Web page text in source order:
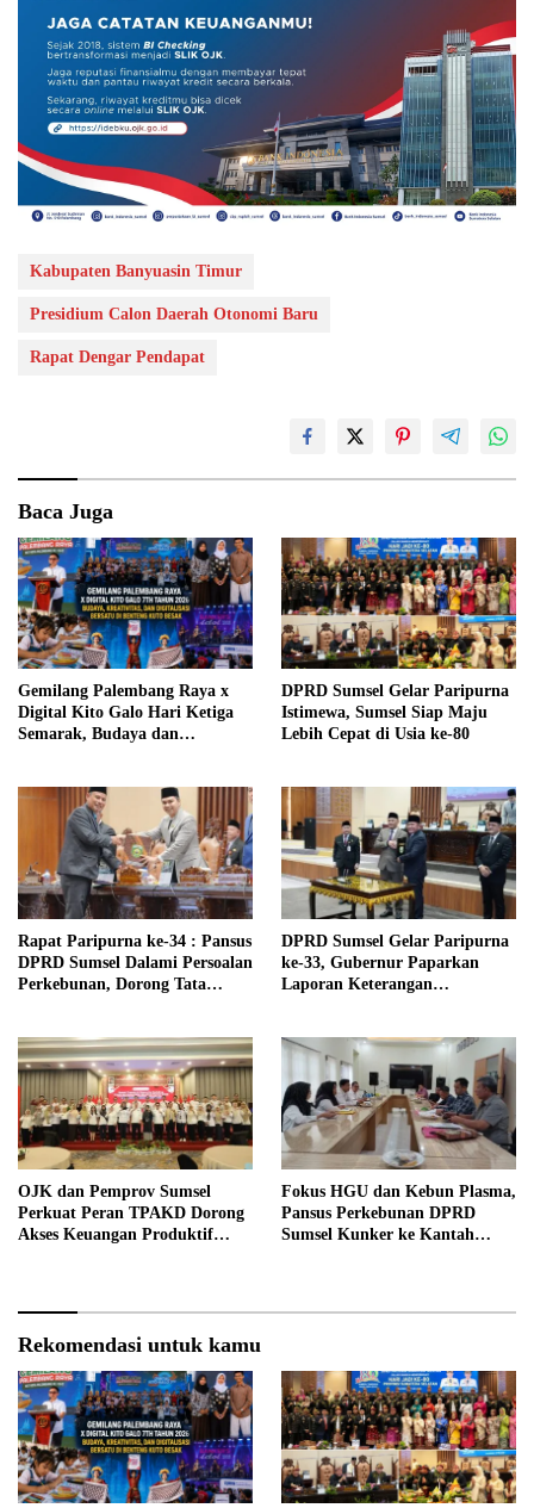
Kabupaten Banyuasin Timur
Presidium Calon Daerah Otonomi Baru
Rapat Dengar Pendapat
Baca Juga
Gemilang Palembang Raya x
Digital Kito Galo Hari Ketiga
Semarak, Budaya dan
DPRD Sumsel Gelar Paripurna
Istimewa, Sumsel Siap Maju
Lebih Cepat di Usia ke-80
Rapat Paripurna ke-34 : Pansus
DPRD Sumsel Dalami Persoalan
Perkebunan, Dorong Tata
DPRD Sumsel Gelar Paripurna
ke-33, Gubernur Paparkan
Laporan Keterangan
OJK dan Pemprov Sumsel
Perkuat Peran TPAKD Dorong
Akses Keuangan Produktif
Fokus HGU dan Kebun Plasma,
Pansus Perkebunan DPRD
Sumsel Kunker ke Kantah
Rekomendasi untuk kamu